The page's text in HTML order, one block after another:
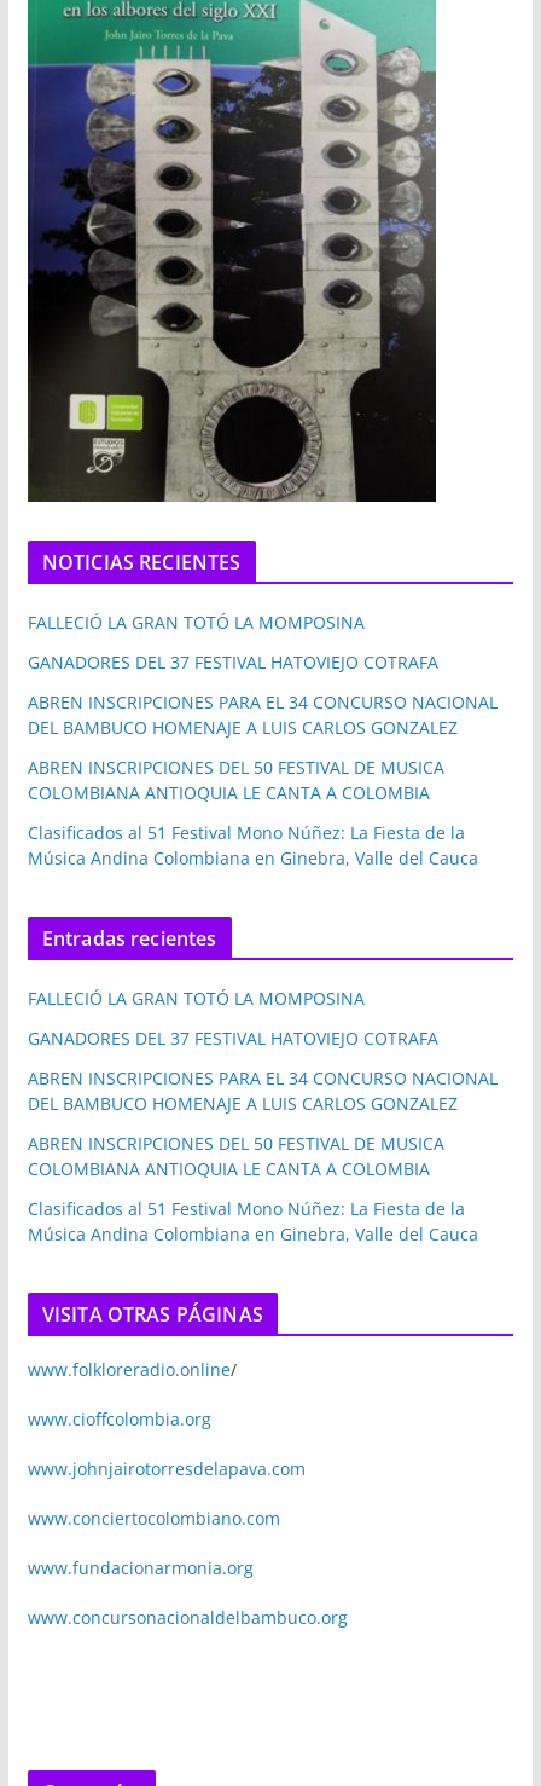
NOTICIAS RECIENTES
FALLECIÓ LA GRAN TOTÓ LA MOMPOSINA
GANADORES DEL 37 FESTIVAL HATOVIEJO COTRAFA
ABREN INSCRIPCIONES PARA EL 34 CONCURSO NACIONAL
DEL BAMBUCO HOMENAJE A LUIS CARLOS GONZALEZ
ABREN INSCRIPCIONES DEL 50 FESTIVAL DE MUSICA
COLOMBIANA ANTIOQUIA LE CANTA A COLOMBIA
Clasificados al 51 Festival Mono Núñez: La Fiesta de la
Música Andina Colombiana en Ginebra, Valle del Cauca
Entradas recientes
FALLECIÓ LA GRAN TOTÓ LA MOMPOSINA
GANADORES DEL 37 FESTIVAL HATOVIEJO COTRAFA
ABREN INSCRIPCIONES PARA EL 34 CONCURSO NACIONAL
DEL BAMBUCO HOMENAJE A LUIS CARLOS GONZALEZ
ABREN INSCRIPCIONES DEL 50 FESTIVAL DE MUSICA
COLOMBIANA ANTIOQUIA LE CANTA A COLOMBIA
Clasificados al 51 Festival Mono Núñez: La Fiesta de la
Música Andina Colombiana en Ginebra, Valle del Cauca
VISITA OTRAS PÁGINAS
www.folkloreradio.online/
www.cioffcolombia.org
www.johnjairotorresdelapava.com
www.conciertocolombiano.com
www.fundacionarmonia.org
www.concursonacionaldelbambuco.org